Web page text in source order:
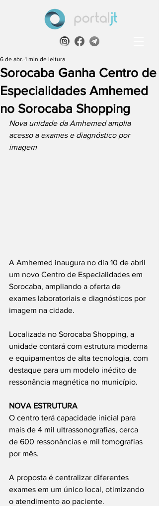
Sorocaba Ganha Centro de
Especialidades Amhemed
no Sorocaba Shopping
6 de abr. 1 min de leitura
Nova unidade da Amhemed amplia
acesso a exames e diagnóstico por
imagem
A Amhemed inaugura no dia 10 de abril
um novo Centro de Especialidades em
Sorocaba, ampliando a oferta de
exames laboratoriais e diagnósticos por
imagem na cidade.
Localizada no Sorocaba Shopping, a
unidade contará com estrutura moderna
e equipamentos de alta tecnologia, com
destaque para um modelo inédito de
ressonância magnética no município.
NOVA ESTRUTURA
O centro terá capacidade inicial para
mais de 4 mil ultrassonografias, cerca
de 600 ressonâncias e mil tomografias
por mês.
A proposta é centralizar diferentes
exames em um único local, otimizando
o atendimento ao paciente.